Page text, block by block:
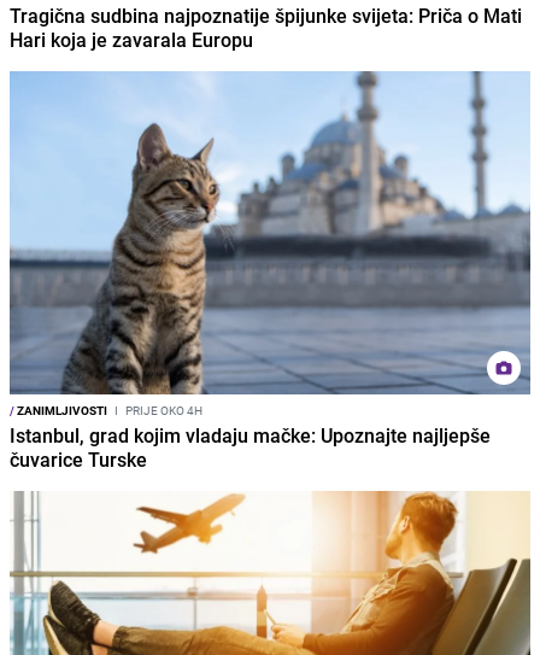
Tragična sudbina najpoznatije špijunke svijeta: Priča o Mati
Hari koja je zavarala Europu
/ZANIMLJIVOSTI I PRIJE OKO 4H
Istanbul, grad kojim vladaju mačke: Upoznajte najljepše
čuvarice Turske